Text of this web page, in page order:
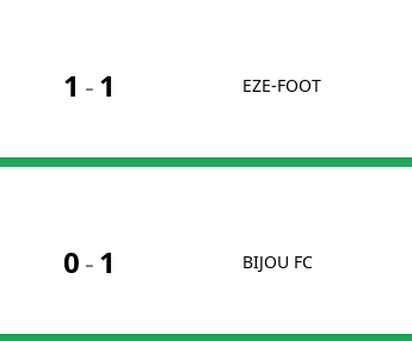
1 -1 EZE-FOOT
0-1 BIJOU FC